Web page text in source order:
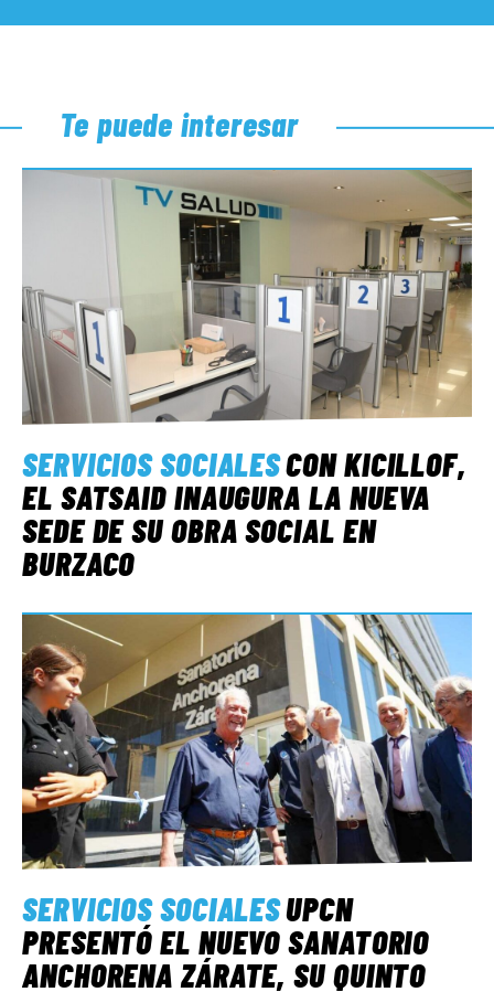
Te puede interesar
SERVICIOS SOCIALESCON KICILLOF,
EL SATSAID INAUGURA LA NUEVA
SEDE DE SU OBRA SOCIAL EN
BURZACO
SERVICIOS SOCIALESUPCN
PRESENTÓ EL NUEVO SANATORIO
ANCHORENA ZÁRATE, SU QUINTO